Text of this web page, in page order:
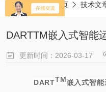
当前位置：首页 技术文
DARTTM嵌入式智能
更新时间：2026-03-17
DARTTM嵌入式智能